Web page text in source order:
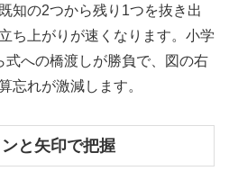
知の2つから残り1つを抜き出
ち上がりが速くなります。小学
への橋渡しが勝負で、図の右
忘れが激減します。
と矢印で把握